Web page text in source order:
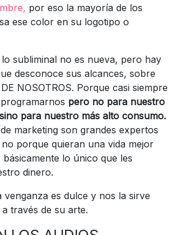
por eso la mayoría de los
ese color en su logotipo o
lo subliminal no es nueva, pero hay
desconoce sus alcances, sobre
NOSOTROS. Porque casi siempre
pero no para nuestro
para nuestro más alto consumo.
marketing son grandes expertos
porque quieran una vida mejor
lo único que les
dinero.
venganza es dulce y nos la sirve
a través de su arte.